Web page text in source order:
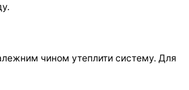
чином утеплити систему. Для